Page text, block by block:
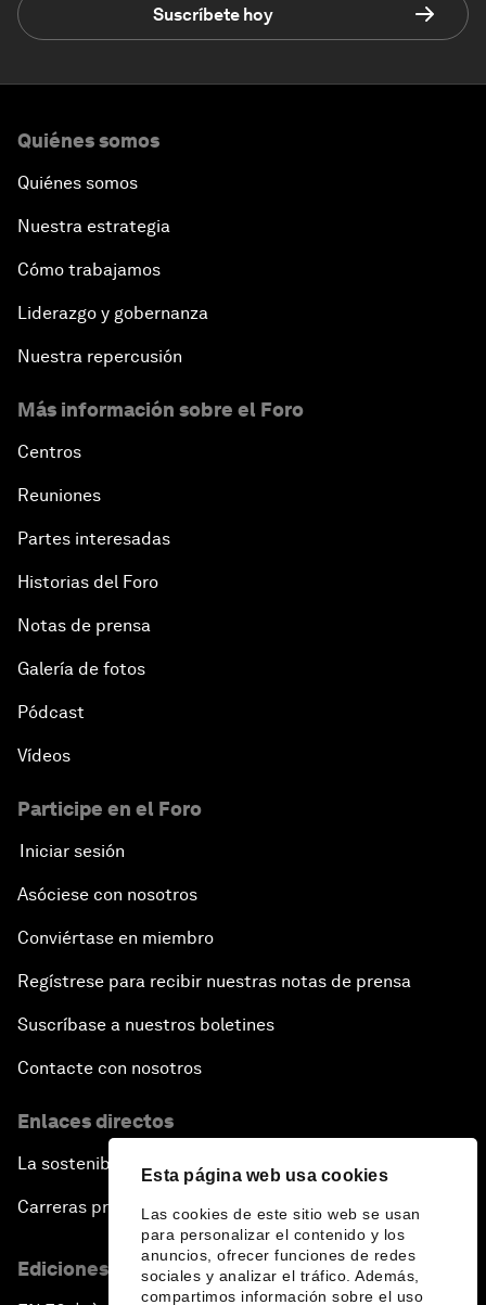
Esta página web usa cookies
Las cookies de este sitio web se usan
para personalizar el contenido y los
anuncios, ofrecer funciones de redes
sociales y analizar el tráfico. Además,
compartimos información sobre el uso
Suscríbete hoy
Quiénes somos
Quiénes somos
Nuestra estrategia
Cómo trabajamos
Liderazgo y gobernanza
Nuestra repercusión
Más información sobre el Foro
Centros
Reuniones
Partes interesadas
Historias del Foro
Notas de prensa
Galería de fotos
Pódcast
Vídeos
Participe en el Foro
Iniciar sesión
Asóciese con nosotros
Conviértase en miembro
Regístrese para recibir nuestras notas de prensa
Suscríbase a nuestros boletines
Contacte con nosotros
Enlaces directos
La sostenibilidad en el Foro
Carreras profesionales
Ediciones en otros idiomas